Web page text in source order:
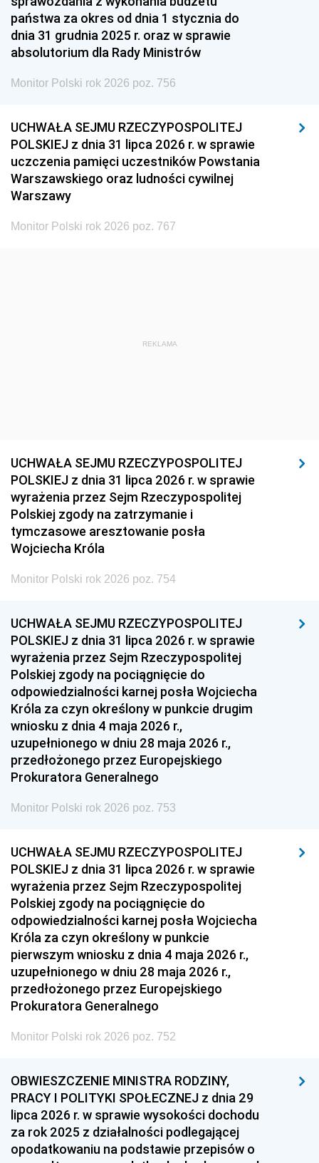
1948 1947 1946
1939 1938
państwa za okres od dnia 1 stycznia do
dnia 31 grudnia 2025 r. oraz w sprawie
absolutorium dla Rady Ministrów
Monitor Polski rok 2026 poz. 756
UCHWAŁA SEJMU RZECZYPOSPOLITEJ
POLSKIEJ z dnia 31 lipca 2026 r. w sprawie
uczczenia pamięci uczestników Powstania
Warszawskiego oraz ludności cywilnej
Warszawy
Monitor Polski rok 2026 poz. 767
REKLAMA
UCHWAŁA SEJMU RZECZYPOSPOLITEJ
POLSKIEJ z dnia 31 lipca 2026 r. w sprawie
wyrażenia przez Sejm Rzeczypospolitej
Polskiej zgody na zatrzymanie i
tymczasowe aresztowanie posła
Wojciecha Króla
Monitor Polski rok 2026 poz. 754
UCHWAŁA SEJMU RZECZYPOSPOLITEJ
POLSKIEJ z dnia 31 lipca 2026 r. w sprawie
wyrażenia przez Sejm Rzeczypospolitej
Polskiej zgody na pociągnięcie do
odpowiedzialności karnej posła Wojciecha
Króla za czyn określony w punkcie drugim
wniosku z dnia 4 maja 2026 r.,
uzupełnionego w dniu 28 maja 2026 r.,
przedłożonego przez Europejskiego
Prokuratora Generalnego
Monitor Polski rok 2026 poz. 753
UCHWAŁA SEJMU RZECZYPOSPOLITEJ
POLSKIEJ z dnia 31 lipca 2026 r. w sprawie
wyrażenia przez Sejm Rzeczypospolitej
Polskiej zgody na pociągnięcie do
odpowiedzialności karnej posła Wojciecha
Króla za czyn określony w punkcie
pierwszym wniosku z dnia 4 maja 2026 r.,
uzupełnionego w dniu 28 maja 2026 r.,
przedłożonego przez Europejskiego
Prokuratora Generalnego
Monitor Polski rok 2026 poz. 752
OBWIESZCZENIE MINISTRA RODZINY,
PRACY I POLITYKI SPOŁECZNEJ z dnia 29
lipca 2026 r. w sprawie wysokości dochodu
za rok 2025 z działalności podlegającej
opodatkowaniu na podstawie przepisów o